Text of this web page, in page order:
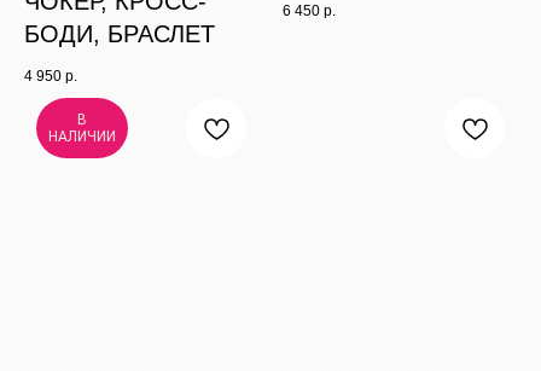
БОДИ, БРАСЛЕТ
4 950 р.
6 450 р.
В
НАЛИЧИИ